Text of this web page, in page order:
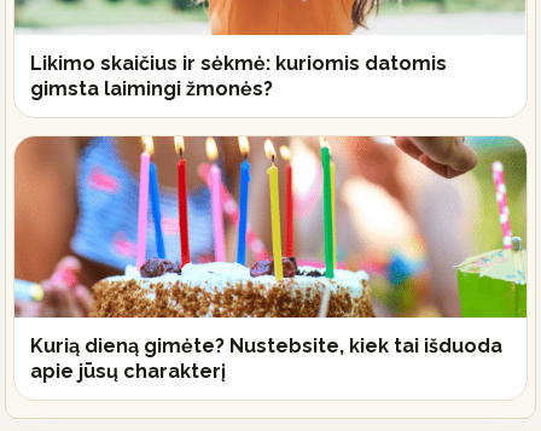
Likimo skaičius ir sėkmė: kuriomis datomis
gimsta laimingi žmonės?
Kurią dieną gimėte? Nustebsite, kiek tai išduoda
apie jūsų charakterį